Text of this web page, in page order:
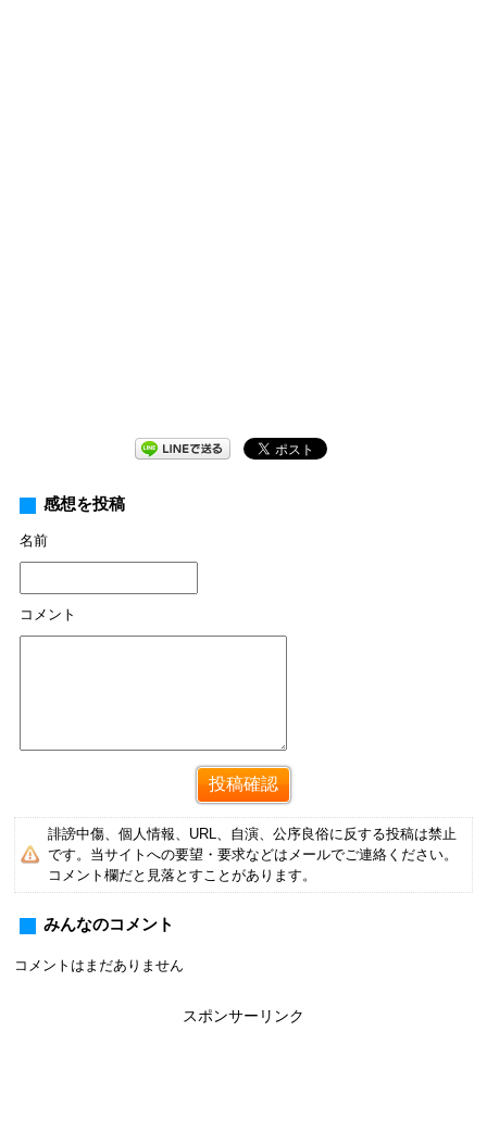
感想を投稿
名前
コメント
誹謗中傷、個人情報、URL、自演、公序良俗に反する投稿は禁止
です。当サイトへの要望・要求などはメールでご連絡ください。
コメント欄だと見落とすことがあります。
みんなのコメント
コメントはまだありません
スポンサーリンク